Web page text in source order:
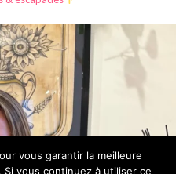
vous garantir la meilleure
vous continuez à utiliser ce